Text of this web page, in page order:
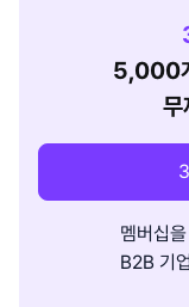
5,000
무
멤버십
B2B 기